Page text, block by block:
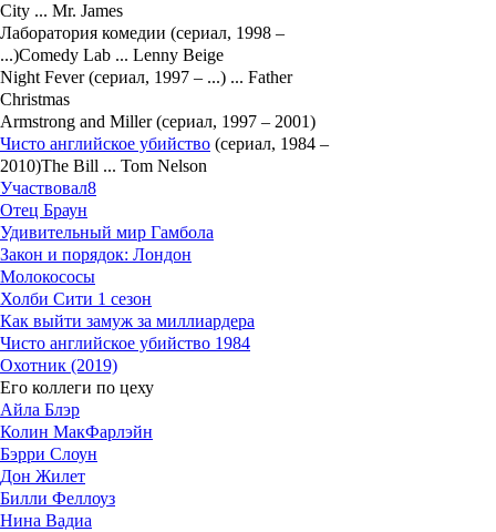
City ... Mr. James
Лаборатория комедии (сериал, 1998 –
...)Comedy Lab ... Lenny Beige
Night Fever (сериал, 1997 – ...) ... Father
Christmas
Armstrong and Miller (сериал, 1997 – 2001)
Чисто английское убийство (сериал, 1984 –
2010)The Bill ... Tom Nelson
Участвовал8
Отец Браун
Удивительный мир Гамбола
Закон и порядок: Лондон
Молокососы
Холби Сити 1 сезон
Как выйти замуж за миллиардера
Чисто английское убийство 1984
Охотник (2019)
Его коллеги по цеху
Айла Блэр
Колин МакФарлэйн
Бэрри Слоун
Дон Жилет
Билли Феллоуз
Нина Вадиа